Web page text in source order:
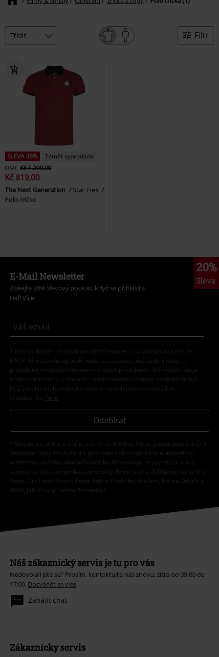
Filtr
SLEVA 36%
Téměř vyprodáno
DMC Kč 1.299,00
Kč 819,00
The Next Generation
Star Trek
Polo-tričko
20%
Sleva
E-Mail Newsletter
Získejte 20% slevový poukaz, když se přihlásíte
teď! Více
Tímto souhlasím se zasíláním EMP Newslettru a souhlasím s tím, že
E.M.P. Merchandising mbH může zpracovávat mé osobní údaje a
pravidelně mi posílat informace o svých produktech. Mé osobní údaje
budou zpracovány v souladu s ustanoveními
Ochrana osobních údajů
Můj souhlas mohu kdykoliv odvolat na odhlašovací odkaz/link.
Unsubscribe here
Odebírat
*Platí pouze online a kód je platný jen 4 týdny. Nelze kombinovat s jinými
slevovými kódy. Po vložení a potvrzení kódu bude sleva automaticky
odečtena z vašeho nákupního košíku. Nevztahuje se na média, knihy,
vstupenky, dárkové poukazy, produkty: Rammstein, (Till) Lindemann, Die
Ärzte, Die Toten Hosen, Feine Sahne Fischfilet, Broilers, Böhse Onkelz a
zboží, jehož koupí podpoříte nadaci.
Náš zákaznický servis je tu pro vás
Nedovolali jste se? Prosím, kontaktujte nás znovu: zítra od 09:00 do
17:00. Dozvědět se více
Zahájit chat
Zákaznícky servis